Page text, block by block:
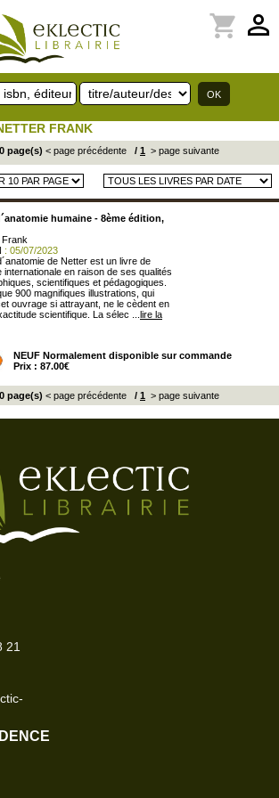
perm_identity
shopping_cart
FRANK
page(s) < page précédente / 1 > page suivante
humaine - 8ème édition,
: 05/07/2023
de Netter est un livre de
internationale en raison de ses qualités
scientifiques et pédagogiques.
900 magnifiques illustrations, qui
ouvrage si attrayant, ne le cèdent en
scientifique. La sélec ... lire la
NEUF Normalement disponible sur commande
Prix : 87.00€
page(s) < page précédente / 1 > page suivante
21